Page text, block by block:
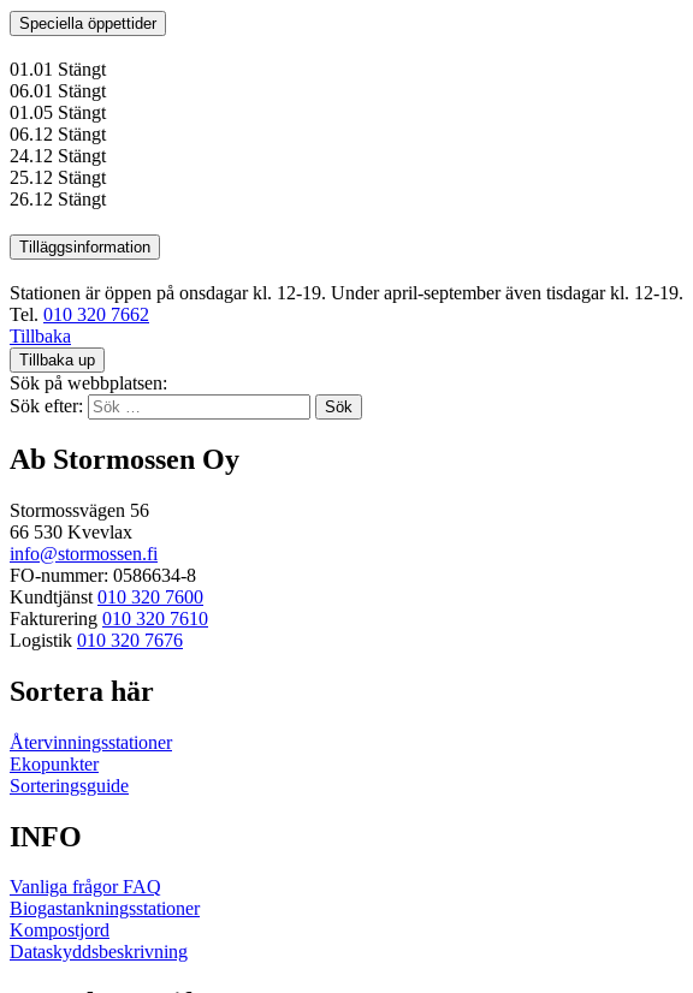
Speciella öppettider
01.01 Stängt
06.01 Stängt
01.05 Stängt
06.12 Stängt
24.12 Stängt
25.12 Stängt
26.12 Stängt
Tilläggsinformation
Stationen är öppen på onsdagar kl. 12-19. Under april-september även tisdagar kl. 12-19.
Tel. 010 320 7662
Tillbaka
Tillbaka up
Sök på webbplatsen:
Sök efter:
Ab Stormossen Oy
Stormossvägen 56
66 530 Kvevlax
info@stormossen.fi
FO-nummer: 0586634-8
Kundtjänst 010 320 7600
Fakturering 010 320 7610
Logistik 010 320 7676
Sortera här
Återvinningsstationer
Ekopunkter
Sorteringsguide
INFO
Vanliga frågor FAQ
Biogastankningsstationer
Kompostjord
Dataskyddsbeskrivning